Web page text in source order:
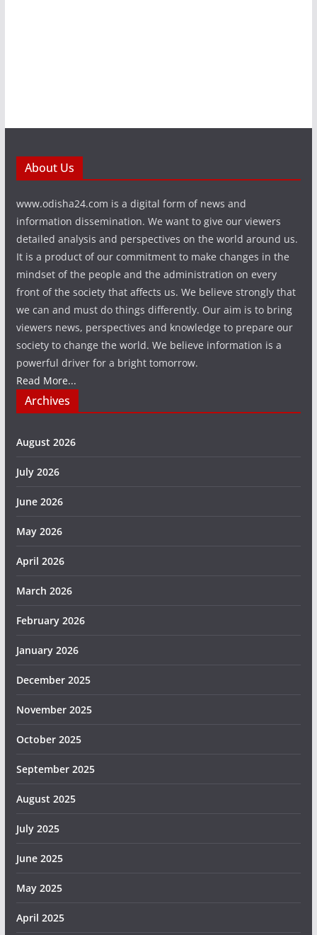
About Us
www.odisha24.com is a digital form of news and
information dissemination. We want to give our viewers
detailed analysis and perspectives on the world around us.
It is a product of our commitment to make changes in the
mindset of the people and the administration on every
front of the society that affects us. We believe strongly that
we can and must do things differently. Our aim is to bring
viewers news, perspectives and knowledge to prepare our
society to change the world. We believe information is a
powerful driver for a bright tomorrow.
Read More...
Archives
August 2026
July 2026
June 2026
May 2026
April 2026
March 2026
February 2026
January 2026
December 2025
November 2025
October 2025
September 2025
August 2025
July 2025
June 2025
May 2025
April 2025